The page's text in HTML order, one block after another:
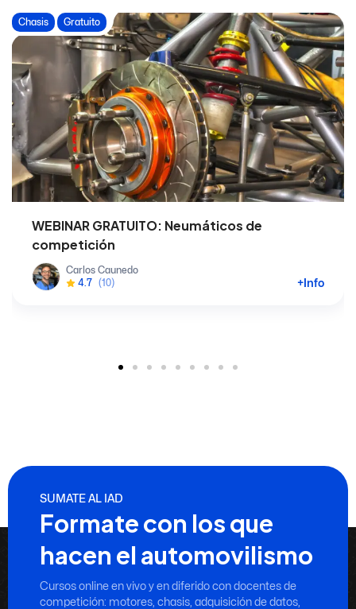
Chasis Gratuito
WEBINAR GRATUITO: Neumáticos de
competición
Carlos Caunedo
4.7 (10) +Info
SUMATE AL IAD
Formate con los que
hacen el automovilismo
Cursos online en vivo y en diferido con docentes de
competición: motores, chasis, adquisición de datos,